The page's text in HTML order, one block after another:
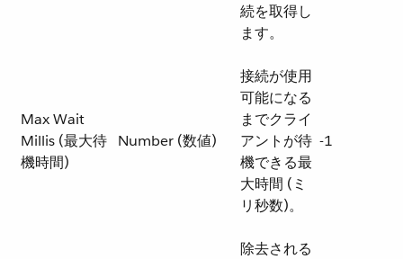
続を取得し
ます。
Max Wait
Millis (最大待
機時間)
Number (数値)
接続が使用
可能になる
までクライ
アントが待
機できる最
大時間 (ミ
リ秒数)。
-1
除去される